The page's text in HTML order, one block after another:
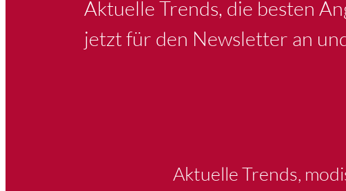
Aktuelle Trends, die besten
jetzt für den Newsletter an
Aktuelle Trends,